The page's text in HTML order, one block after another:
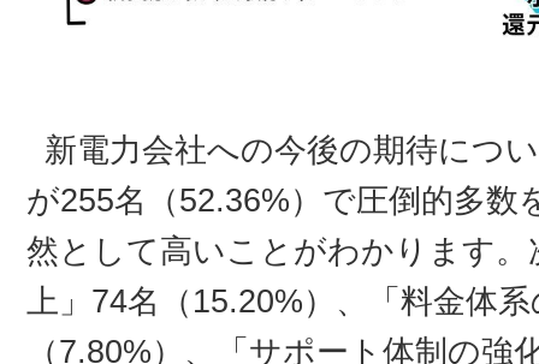
新電力会社への今後の期待につ
が255名（52.36%）で圧倒的多数
然として高いことがわかります
上」74名（15.20%）、「料金体
（7.80%）、「サポート体制の